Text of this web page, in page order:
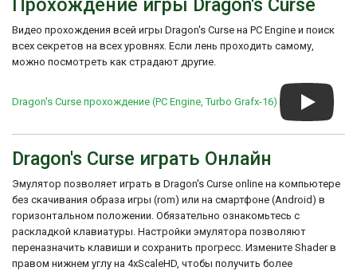
Прохождение игры Dragon's Curse
Видео прохождения всей игры Dragon's Curse на PC Engine и поиск
всех секретов на всех уровнях. Если лень проходить самому,
можно посмотреть как страдают другие.
Dragon's Curse прохождение (PC Engine, Turbo Grafx-16)
Dragon's Curse играть Онлайн
Эмулятор позволяет играть в Dragon's Curse online на компьютере
без скачивания образа игры (rom) или на смартфоне (Android) в
горизонтальном положении. Обязательно ознакомьтесь с
раскладкой клавиатуры. Настройки эмулятора позволяют
переназначить клавиши и сохранить прогресс. Измените Shader в
правом нижнем углу на 4xScaleHD, чтобы получить более